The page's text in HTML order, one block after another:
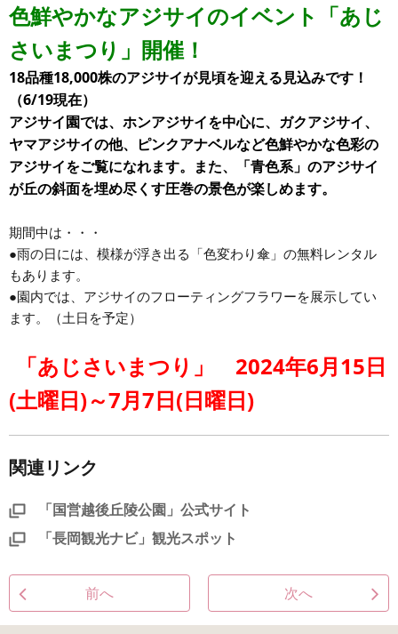
色鮮やかなアジサイのイベント「あじ
さいまつり」開催！
18品種18,000株のアジサイが見頃を迎える見込みです！
（6/19現在）
アジサイ園では、ホンアジサイを中心に、ガクアジサイ、
ヤマアジサイの他、ピンクアナベルなど色鮮やかな色彩の
アジサイをご覧になれます。また、
「青色系」のアジサイ
が丘の斜面を埋め尽くす圧巻の景色が楽しめます。
期間中は・・・
●雨の日には、模様が浮き出る「色変わり傘」の無料レンタル
もあります。
●園内では、アジサイのフローティングフラワーを展示してい
ます。（土日を予定）
「あじさいまつり」 2024年6月15日
(土曜日)～7月7日(日曜日)
関連リンク
「国営越後丘陵公園」公式サイト
「長岡観光ナビ」観光スポット
前へ 次へ